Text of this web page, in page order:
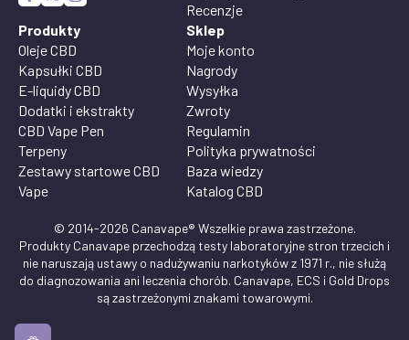
Recenzje
Produkty
Oleje CBD
Kapsułki CBD
E-liquidy CBD
Dodatki i ekstrakty
CBD Vape Pen
Terpeny
Zestawy startowe CBD
Vape
Sklep
Moje konto
Nagrody
Wysyłka
Zwroty
Regulamin
Polityka prywatności
Baza wiedzy
Katalog CBD
© 2014-2026 Canavape® Wszelkie prawa zastrzeżone.
Produkty Canavape przechodzą testy laboratoryjne stron trzecich i
nie naruszają ustawy o nadużywaniu narkotyków z 1971 r., nie służą
do diagnozowania ani leczenia chorób. Canavape, ECS i Gold Drops
są zastrzeżonymi znakami towarowymi.